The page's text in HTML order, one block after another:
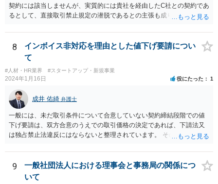
契約には該当しませんが、実質的には貴社を経由したC社との契約であ
るとして、直接取引禁止規定の潜脱であるとの主張も成り立ち得るも
請求を受ける）可能性もあります。 基本的には、A、B社間で覚書を締
結するなど話をまとめていただいた方が宜しいかと存じます。 ②本掲
示板は法律相談に関する掲示板となりますので、法的な観点に限定し
と考えられます。 もっとも、貴社がスキームの決定をA社と共同して
行った場合、A社から事後的に違約金の一部について求償請求を受ける
可能性も否定はできません。 そのため、仮に当該スキームを実施する
にしても、A社に上記リスク（違約金を請求されるリスク）を負担して
貰える状況かというところも一つのポイントになろうかと存じます。
8
インボイス非対応を理由とした値下げ要請につい
て
#人材・HR業界 #スタートアップ・新規事業
2024年1月16日 役にたった 1
成井 佑綺 弁護士
一般には、未だ取引条件について合意していない契約締結段階での値
下げ要請は、双方合意のうえでの取引価格の決定であれば、下請法又
は独占禁止法違反にはならないと整理されています。 そのため、先方
（以下「差額」。本来仕入先が負担すべき部分。）について、契約締
結交渉の段階で減額要請をすること自体は直ちにこれらの法律に違反
するものではないと思われます。 一方で、諸経費等に照らし著しく低
9
一般社団法人における理事会と事務局の関係につ
いて